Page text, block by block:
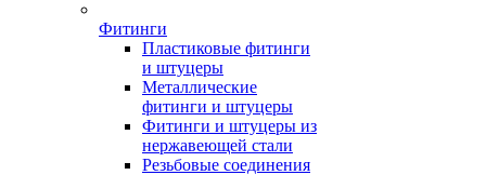
Фитинги
Пластиковые фитинги
и штуцеры
Металлические
фитинги и штуцеры
Фитинги и штуцеры из
нержавеющей стали
Резьбовые соединения